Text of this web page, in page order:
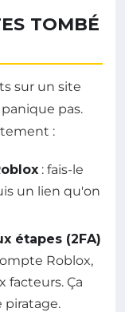
TOMBÉ
sur un site
pas.
:
: fais-le
un lien qu'on
étapes (2FA)
Roblox,
facteurs. Ça
piratage.